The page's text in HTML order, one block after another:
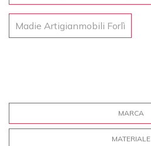
Madie Artigianmobili Forlì
MARCA
MATERIALE